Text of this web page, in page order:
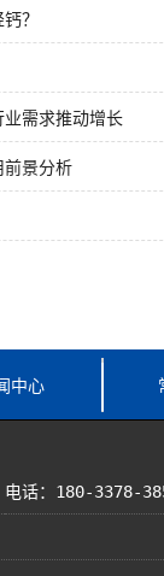
？
需求推动增长
景分析
中心
电话：180-3378-